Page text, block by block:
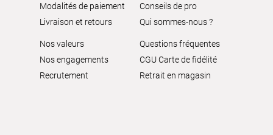
Modalités de paiement
Livraison et retours
Conseils de pro
Qui sommes-nous ?
Nos valeurs
Nos engagements
Recrutement
Questions fréquentes
CGU Carte de fidélité
Retrait en magasin